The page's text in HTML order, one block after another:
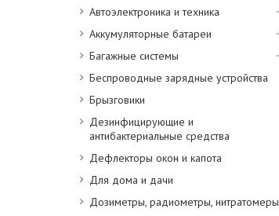
Автоэлектроника и техника
Аккумуляторные батареи
Багажные системы
Беспроводные зарядные устройства
Брызговики
Дезинфицирующие и
антибактериальные средства
Дефлекторы окон и капота
Для дома и дачи
Дозиметры, радиометры, нитратомеры